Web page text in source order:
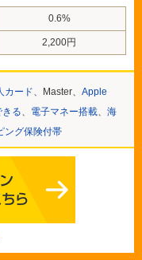
0.6%
2,200円
カード 、Master、 Apple
る 電子マネー搭載
海
ング保険付帯